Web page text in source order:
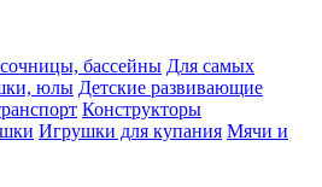
бассейны Для самых
юлы Детские развивающие
Конструкторы
Игрушки для купания Мячи и